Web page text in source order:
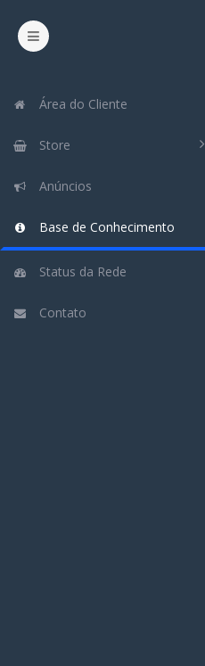
Área do Cliente
Store
Anúncios
Base de Conhecimento
Status da Rede
Contato